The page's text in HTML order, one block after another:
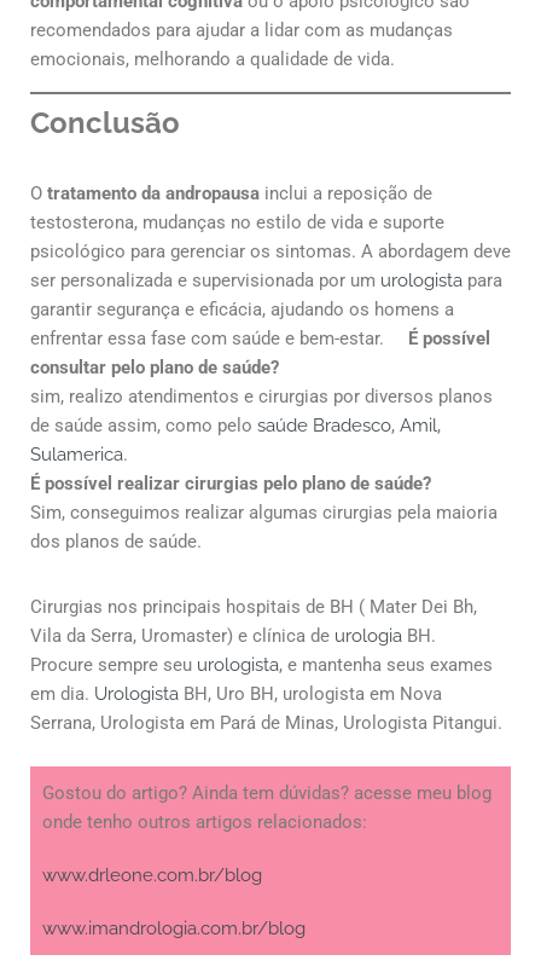
recomendados para ajudar a lidar com as mudanças
emocionais, melhorando a qualidade de vida.
Conclusão
O tratamento da andropausa inclui a reposição de
testosterona, mudanças no estilo de vida e suporte
psicológico para gerenciar os sintomas. A abordagem deve
ser personalizada e supervisionada por um urologista para
garantir segurança e eficácia, ajudando os homens a
enfrentar essa fase com saúde e bem-estar. É possível
consultar pelo plano de saúde?
sim, realizo atendimentos e cirurgias por diversos planos
de saúde assim, como pelo saúde Bradesco, Amil,
Sulamerica.
É possível realizar cirurgias pelo plano de saúde?
Sim, conseguimos realizar algumas cirurgias pela maioria
dos planos de saúde.
Cirurgias nos principais hospitais de BH ( Mater Dei Bh,
Vila da Serra, Uromaster) e clínica de urologia BH.
Procure sempre seu urologista, e mantenha seus exames
em dia. Urologista BH, Uro BH, urologista em Nova
Serrana, Urologista em Pará de Minas, Urologista Pitangui.
Gostou do artigo? Ainda tem dúvidas? acesse meu blog
onde tenho outros artigos relacionados:
www.drleone.com.br/blog
www.imandrologia.com.br/blog